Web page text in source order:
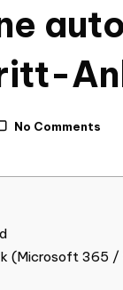
No Comments
365 /